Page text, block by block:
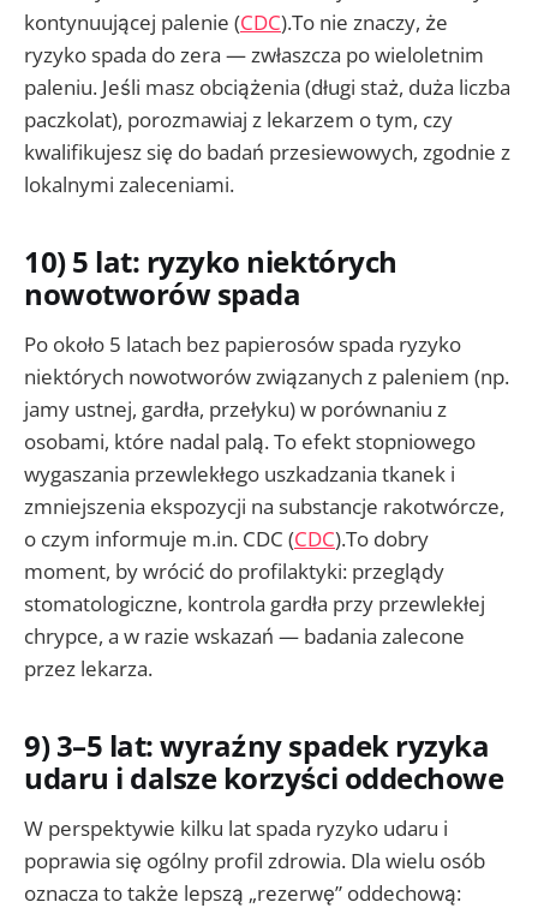
kontynuującej palenie (CDC).To nie znaczy, że
ryzyko spada do zera — zwłaszcza po wieloletnim
paleniu. Jeśli masz obciążenia (długi staż, duża liczba
paczkolat), porozmawiaj z lekarzem o tym, czy
kwalifikujesz się do badań przesiewowych, zgodnie z
lokalnymi zaleceniami.
10) 5 lat: ryzyko niektórych
nowotworów spada
Po około 5 latach bez papierosów spada ryzyko
niektórych nowotworów związanych z paleniem (np.
jamy ustnej, gardła, przełyku) w porównaniu z
osobami, które nadal palą. To efekt stopniowego
wygaszania przewlekłego uszkadzania tkanek i
zmniejszenia ekspozycji na substancje rakotwórcze,
o czym informuje m.in. CDC (CDC).To dobry
moment, by wrócić do profilaktyki: przeglądy
stomatologiczne, kontrola gardła przy przewlekłej
chrypce, a w razie wskazań — badania zalecone
przez lekarza.
9) 3–5 lat: wyraźny spadek ryzyka
udaru i dalsze korzyści oddechowe
W perspektywie kilku lat spada ryzyko udaru i
poprawia się ogólny profil zdrowia. Dla wielu osób
oznacza to także lepszą „rezerwę” oddechową: